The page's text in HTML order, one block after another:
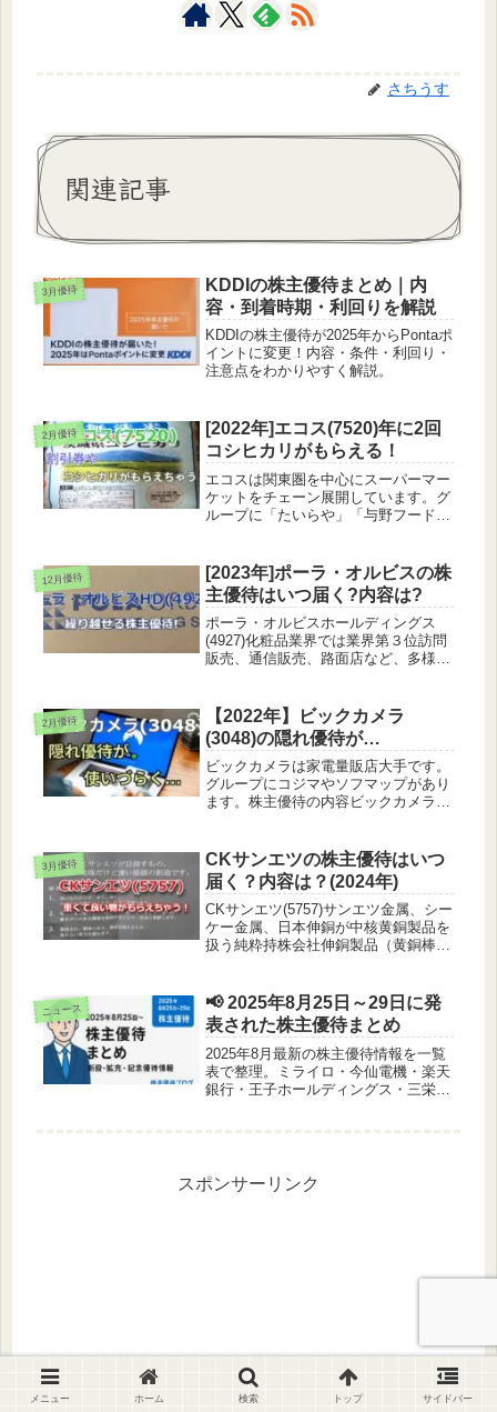
さちうす
関連記事
3月優待
KDDIの株主優待まとめ｜内
容・到着時期・利回りを解説
KDDIの株主優待が2025年からPontaポ
イントに変更！内容・条件・利回り・
注意点をわかりやすく解説。
2月優待
[2022年]エコス(7520)年に2回
コシヒカリがもらえる！
エコスは関東圏を中心にスーパーマー
ケットをチェーン展開しています。グ
ループに「たいらや」「与野フードセ
物割引券かお米から選択することにな
ります。買物割引券エコスのグループ
店...
12月優待
[2023年]ポーラ・オルビスの株
主優待はいつ届く?内容は?
ポーラ・オルビスホールディングス
(4927)化粧品業界では業界第３位訪問
販売、通信販売、路面店など、多様な
帯の化粧品を取り扱う訪問販売もやっ
てたんだー株主優待についてポーラ...
2月優待
【2022年】ビックカメラ
(3048)の隠れ優待が…
ビックカメラは家電量販店大手です。
グループにコジマやソフマップがあり
ます。株主優待の内容ビックカメラの
保有株数、保有年数によってもらえま
す。1,000株以上保有では変...
3月優待
CKサンエツの株主優待はいつ
届く？内容は？(2024年)
CKサンエツ(5757)サンエツ金属、シー
ケー金属、日本伸銅が中核黄銅製品を
扱う純粋持株会社伸銅製品（黄銅棒、
いけど、国内伸銅製品業界の最大手企
業なんだって～株主優待につい...
ニュース
📢 2025年8月25日～29日に発
表された株主優待まとめ
2025年8月最新の株主優待情報を一覧
表で整理。ミライロ・今仙電機・楽天
銀行・王子ホールディングス・三栄コ
スポンサーリンク
メニュー ホーム 検索 トップ サイドバー